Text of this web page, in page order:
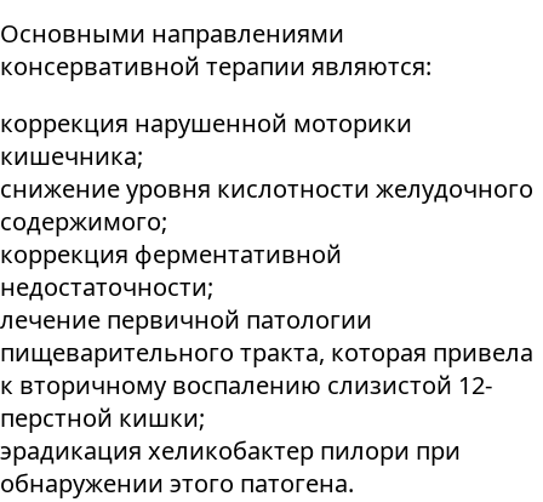
Основными направлениями
консервативной терапии являются:
коррекция нарушенной моторики
кишечника;
снижение уровня кислотности желудочного
содержимого;
коррекция ферментативной
недостаточности;
лечение первичной патологии
пищеварительного тракта, которая привела
к вторичному воспалению слизистой 12-
перстной кишки;
эрадикация хеликобактер пилори при
обнаружении этого патогена.